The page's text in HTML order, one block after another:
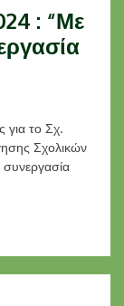
: “Με
για το Σχ.
Σχολικών
συνεργασία